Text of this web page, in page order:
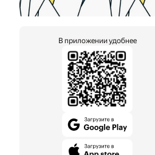
В приложении удобнее